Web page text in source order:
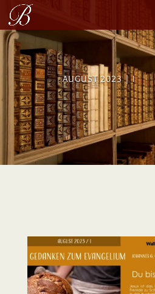
AUGUST 2023 | I